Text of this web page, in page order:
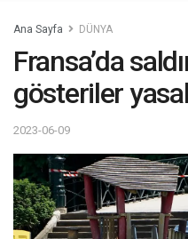
Ana Sayfa DÜNYA
Fransa’da
gösteriler
2023-06-09